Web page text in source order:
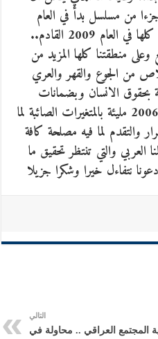
سنشهد جزءا من مسلسل بدأ في العام
2001، واعتقد انه سيضع اثقاله كلها في العام 2009 القادم..
وعلى منطقتنا كلها المزيد من
من الجوع والقهر والعري
بحقوق الانسان وبضمانات
العيش الكريم.. وان تكون سنة 2006 مليئة بالمتغيرات الصائبة لما
والتقدم لما فيه مصلحة كافة
العربي والتي تنتظر تحقيق ما
نتفاءل خيرا وشكرا جزيلا
التالي
المجتمع العراقي .. محاولة في